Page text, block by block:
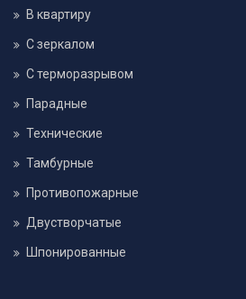
В квартиру
С зеркалом
С терморазрывом
Парадные
Технические
Тамбурные
Противопожарные
Двустворчатые
Шпонированные